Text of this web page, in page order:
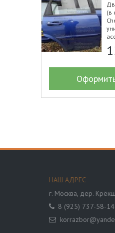
(в
НАШ АДРЕС
г. Москва, дер.
8 (925) 737-58-14